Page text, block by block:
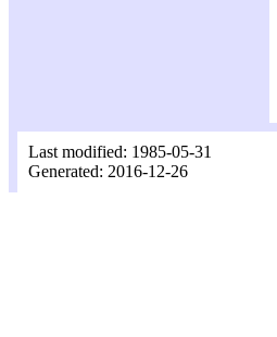
Last modified: 1985-05-31
Generated: 2016-12-26